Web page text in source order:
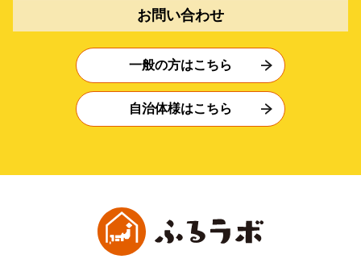
お問い合わせ
一般の方はこちら
自治体様はこちら